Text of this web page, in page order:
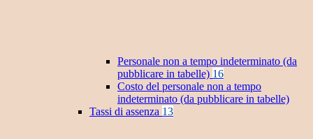
Personale non a tempo indeterminato (da
pubblicare in tabelle) 16
Costo del personale non a tempo
indeterminato (da pubblicare in tabelle)
Tassi di assenza 13